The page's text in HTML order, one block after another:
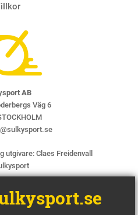
AB
Väg 6
utgivare: Claes Freidenvall